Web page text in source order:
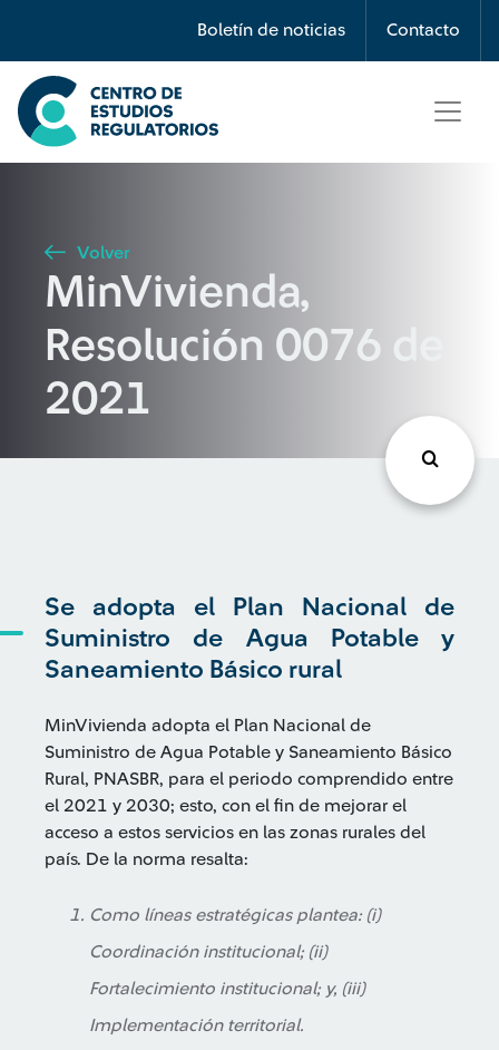
Boletín de noticias Contacto
Búsqueda
Seleccione país
Buscar
Volver
MinVivienda,
Resolución 0076 de
2021
Se adopta el Plan Nacional de
Suministro de Agua Potable y
Saneamiento Básico rural
MinVivienda adopta el Plan Nacional de
Suministro de Agua Potable y Saneamiento Básico
Rural, PNASBR, para el periodo comprendido entre
el 2021 y 2030; esto, con el fin de mejorar el
acceso a estos servicios en las zonas rurales del
país. De la norma resalta:
Como líneas estratégicas plantea: (i)
Coordinación institucional; (ii)
Fortalecimiento institucional; y, (iii)
Implementación territorial.